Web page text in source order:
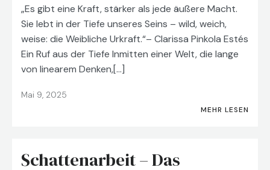
„Es gibt eine Kraft, stärker als jede äußere Macht.
Sie lebt in der Tiefe unseres Seins – wild, weich,
weise: die Weibliche Urkraft.“– Clarissa Pinkola Estés
Ein Ruf aus der Tiefe Inmitten einer Welt, die lange
von linearem Denken,[…]
Mai 9, 2025
MEHR LESEN
Schattenarbeit – Das